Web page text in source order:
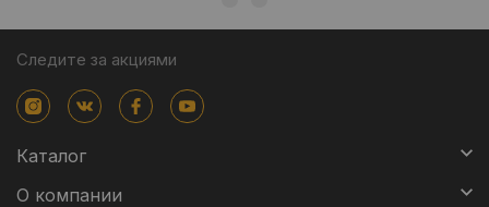
Следите за акциями
Каталог
О компании